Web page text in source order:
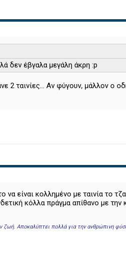
δεν έβγαλα μεγάλη άκρη :p
2 ταινίες... Αν φύγουν, μάλλον ο
είναι κολλημένο με ταινία το
κόλλα πράγμα απίθανο με την
ζωή. Αποκαλύπτει πολλά για την ανθρώπινη